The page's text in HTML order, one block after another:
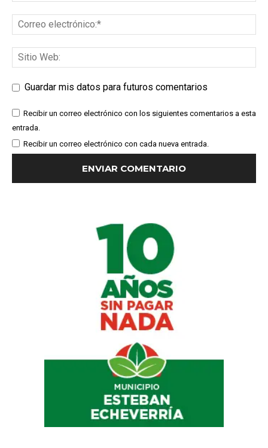
Guardar mis datos para futuros comentarios
Recibir un correo electrónico con los siguientes comentarios a esta
entrada.
Recibir un correo electrónico con cada nueva entrada.